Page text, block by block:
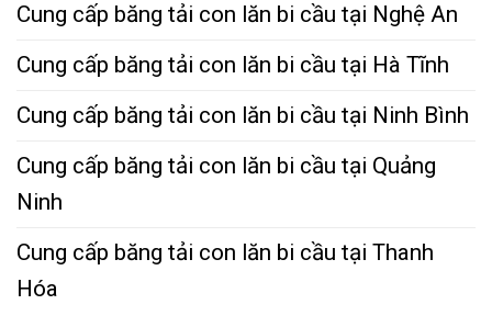
Cung cấp băng tải con lăn bi cầu tại Nghệ An
Cung cấp băng tải con lăn bi cầu tại Hà Tĩnh
Cung cấp băng tải con lăn bi cầu tại Ninh Bình
Cung cấp băng tải con lăn bi cầu tại Quảng
Ninh
Cung cấp băng tải con lăn bi cầu tại Thanh
Hóa